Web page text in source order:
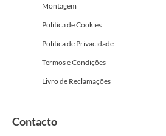
Montagem
Politica de Cookies
Politica de Privacidade
Termos e Condições
Livro de Reclamações
Contacto